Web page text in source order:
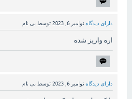
دارای دیدگاه نوامبر 6, 2023 توسط بی نام
اره واریز شده
دارای دیدگاه نوامبر 6, 2023 توسط بی نام